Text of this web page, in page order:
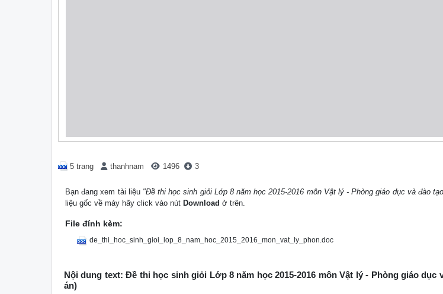
5 trang thanhnam 1496 3
Bạn đang xem tài liệu "Đề thi học sinh giỏi Lớp 8 năm học 2015-2016 môn Vật lý - Phòng giáo dục và đào
liệu gốc về máy hãy click vào nút Download ở trên.
File đính kèm:
de_thi_hoc_sinh_gioi_lop_8_nam_hoc_2015_2016_mon_vat_ly_phon.doc
Nội dung text: Đề thi học sinh giỏi Lớp 8 năm học 2015-2016 môn Vật lý - Phòng giáo dục
án)